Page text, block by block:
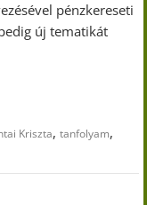
pénzkereseti
új tematikát
Kriszta,tanfolyam,